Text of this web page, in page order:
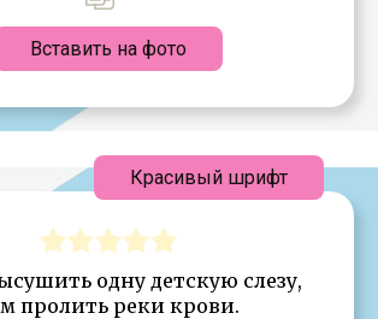
Вставить на фото
одну детскую слезу,
пролить реки крови.
Красивый шрифт